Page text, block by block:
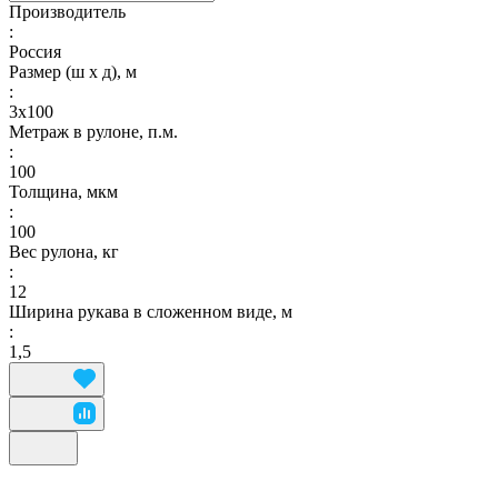
Производитель
:
Россия
Размер (ш х д), м
:
3х100
Метраж в рулоне, п.м.
:
100
Толщина, мкм
:
100
Вес рулона, кг
:
12
Ширина рукава в сложенном виде, м
:
1,5